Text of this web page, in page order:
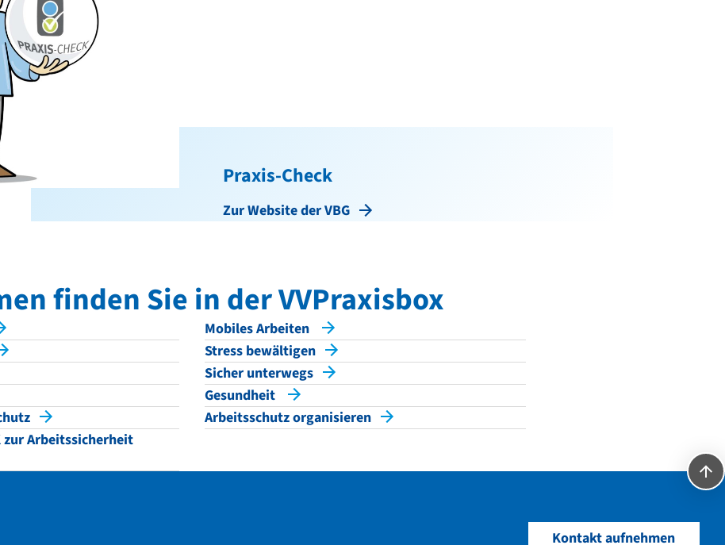
Praxis-Check
Zur Website der VBG
finden Sie in der VVPraxisbox
zur Arbeitssicherheit
Mobiles Arbeiten
Stress bewältigen
Sicher unterwegs
Gesundheit
Arbeitsschutz organisieren
Kontakt aufnehmen